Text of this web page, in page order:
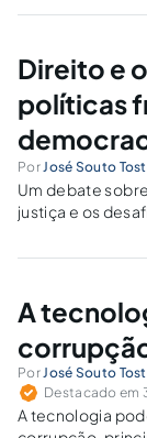
Direito e
políticas
PorJosé Souto
Um debate
justiça e os
A
PorJosé Souto
Destacado em
A tecnologia